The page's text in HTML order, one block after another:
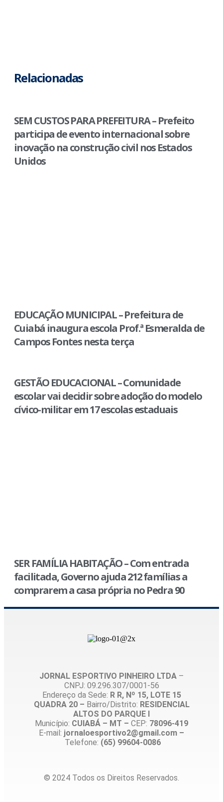
Relacionadas
SEM CUSTOS PARA PREFEITURA – Prefeito
participa de evento internacional sobre
inovação na construção civil nos Estados
Unidos
EDUCAÇÃO MUNICIPAL – Prefeitura de
Cuiabá inaugura escola Prof.ª Esmeralda de
Campos Fontes nesta terça
GESTÃO EDUCACIONAL – Comunidade
escolar vai decidir sobre adoção do modelo
cívico-militar em 17 escolas estaduais
SER FAMÍLIA HABITAÇÃO – Com entrada
facilitada, Governo ajuda 212 famílias a
comprarem a casa própria no Pedra 90
JORNAL ESPORTIVO PINHEIRO LTDA –
CNPJ: 09.296.307/0001-56
Endereço da Sede: R R, Nº 15, LOTE 15
QUADRA 20 – Bairro/Distrito: RESIDENCIAL
ALTOS DO PARQUE I
Município: CUIABÁ – MT – CEP: 78096-419
E-mail: jornaloesportivo2@gmail.com –
Telefone: (65) 99604-0086
© 2024 Todos os Direitos Reservados.